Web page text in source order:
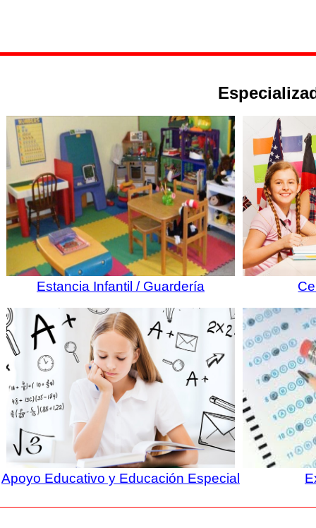
Estancia Infantil / Guardería
Apoyo Educativo y Educación Especial